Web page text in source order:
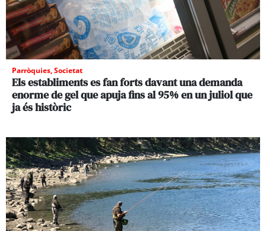
Parròquies,Societat
Els establiments es fan forts davant una demanda
enorme de gel que apuja fins al 95% en un juliol que
ja és històric